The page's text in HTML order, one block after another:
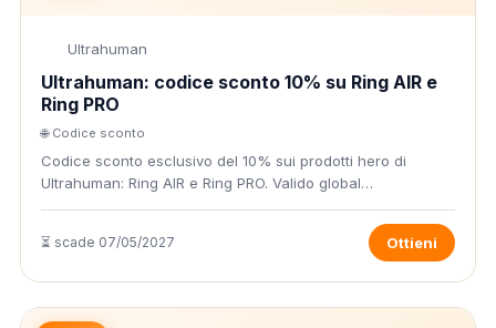
Ultrahuman
Ultrahuman: codice sconto 10% su Ring AIR e
Ring PRO
🌐 Codice sconto
Codice sconto esclusivo del 10% sui prodotti hero di
Ultrahuman: Ring AIR e Ring PRO. Valido global…
⏳ scade 07/05/2027 Ottieni